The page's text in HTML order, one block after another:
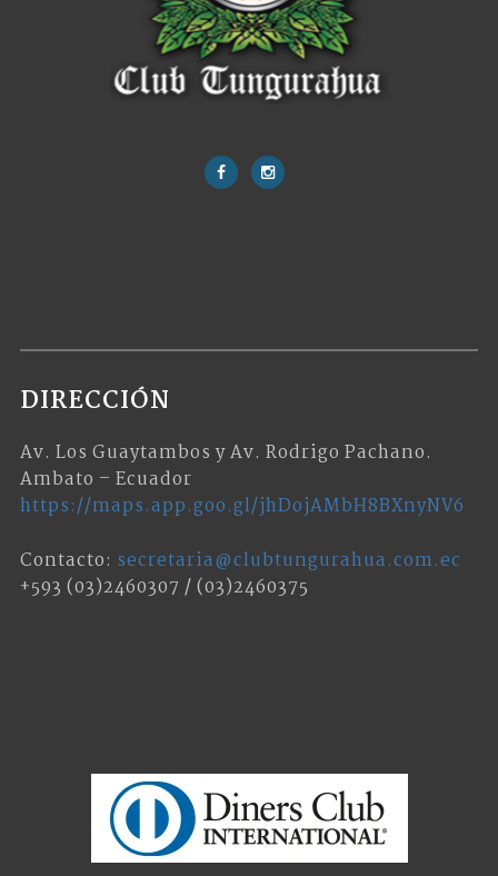
DIRECCIÓN
Av. Los Guaytambos y Av. Rodrigo Pachano.
Ambato – Ecuador
https://maps.app.goo.gl/jhDojAMbH8BXnyNV6
Contacto: secretaria@clubtungurahua.com.ec
+593 (03)2460307 / (03)2460375